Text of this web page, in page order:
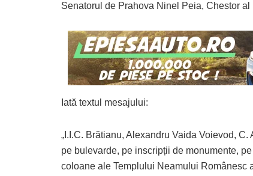
Senatorul de Prahova Ninel Peia, Chestor
Iată textul mesajului:
„I.I.C. Brătianu, Alexandru Vaida Voievod,
pe bulevarde, pe inscripții de monumente,
coloane ale Templului Neamului Românesc